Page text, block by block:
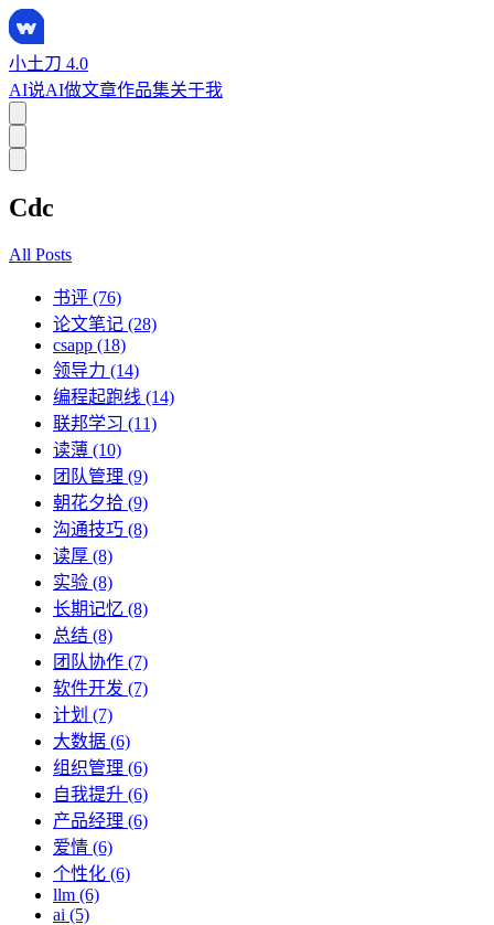
小土刀 4.0
AI说AI做文章作品集关于我
Cdc
All Posts
书评 (76)
论文笔记 (28)
csapp (18)
领导力 (14)
编程起跑线 (14)
联邦学习 (11)
读薄 (10)
团队管理 (9)
朝花夕拾 (9)
沟通技巧 (8)
读厚 (8)
实验 (8)
长期记忆 (8)
总结 (8)
团队协作 (7)
软件开发 (7)
计划 (7)
大数据 (6)
组织管理 (6)
自我提升 (6)
产品经理 (6)
爱情 (6)
个性化 (6)
llm (6)
ai (5)